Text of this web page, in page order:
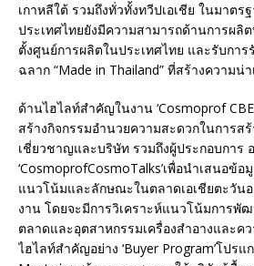
เกาหลีใต้ รวมถึงทั่วทั้งทวีปเอเชีย ในมาต
ประเทศไทยยังมีความสามารถด้านการผลิ
ตั้งศูนย์การผลิตในประเทศไทย และรับกา
ฉลาก “Made in Thailand” ที่สร้างความน่
ด้านไฮไลท์สำคัญในงาน ‘Cosmoprof CBE
สร้างกิจกรรมอำนวยความสะดวกในการส
เชี่ยวชาญและบริษัท รวมถึงผู้ประกอบการ
‘CosmoprofCosmoTalks’เพื่อนำเสนอข้
แนวโน้มและลักษณะในตลาดเอเชียตะวันอ
งาน โดยจะมีการวิเคราะห์แนวโน้มการพั
ตลาดและอุตสาหกรรมเครื่องสำอางและค
ไฮไลท์สำคัญอย่าง ‘Buyer Program’โปร